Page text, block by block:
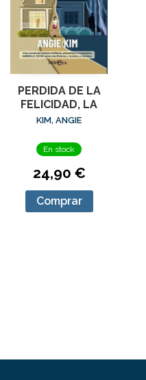
PERDIDA DE LA
FELICIDAD, LA
KIM, ANGIE
En stock
24,90 €
Comprar